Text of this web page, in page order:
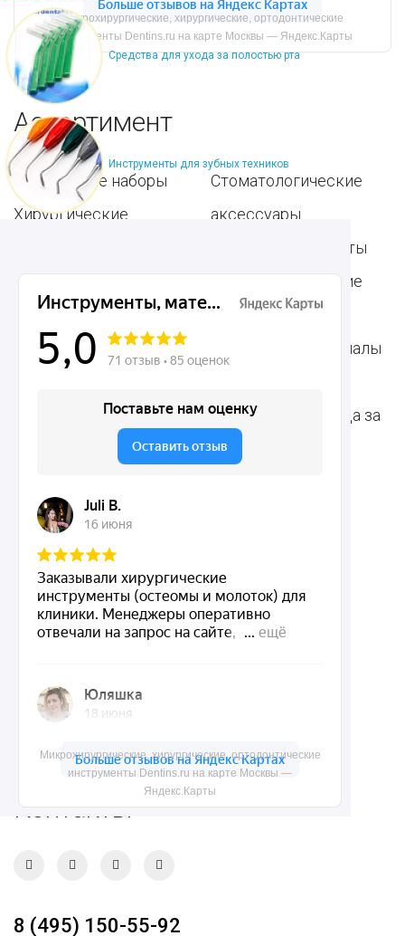
Средства для ухода за полостью рта
Инструменты для зубных техников
Микрохирургические, хирургические, ортодонтические
инструменты Dentins.ru на карте Москвы —
Яндекс.Карты
Микрохирургические, хирургические, ортодонтические
инструменты Dentins.ru на карте Москвы — Яндекс.Карты
Ассортимент
Популярные наборы
Хирургические
Пародонтологические
инструменты
Ортодонтические
Терапевтические
инструменты
Стоматологические
аксессуары
Общие инструменты
Стоматологические
материалы
Расходные материалы
Средства для ухода за
полостью рта
Dentins.ru
Акции
Доставка и контакты
Карта сайта
Контакты
8 (495) 150-55-92